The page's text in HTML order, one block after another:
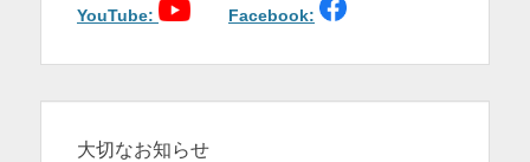
ン
YouTube: Facebook:
大切なお知らせ